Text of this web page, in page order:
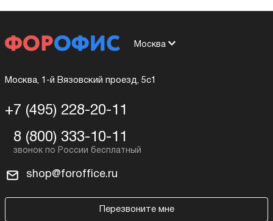
Москва
Москва, 1-й Вязовский проезд, 5с1
+7 (495) 228-20-11
8 (800) 333-10-11
shop@foroffice.ru
Перезвоните мне